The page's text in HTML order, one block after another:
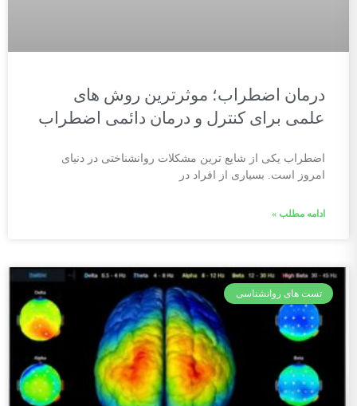
درمان اضطراب؛ موثرترین روش های
علمی برای کنترل و درمان دائمی اضطراب
اضطراب یکی از شایع ترین مشکلات روانشناختی در دنیای
امروز است. بسیاری از افراد در
ادامه مطلب »
تست های روانشناسی